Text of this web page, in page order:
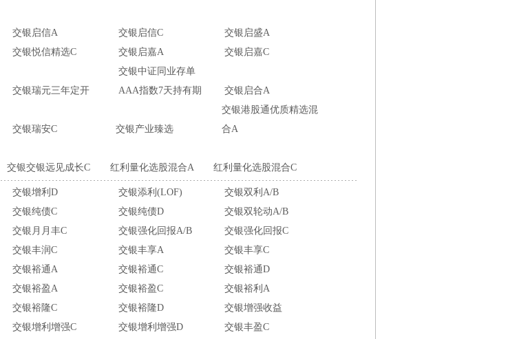
交银启信A 交银启信C
交银启盛A
交银悦信精选C 交银启嘉A 交银启嘉C
交银瑞元三年定开
交银中证同业存单
AAA指数7天持有期
交银启合A
交银瑞安C 交银产业臻选
交银港股通优质精选混
合A
交银交银远见成长C 红利量化选股混合A 红利量化选股混合C
交银增利D 交银添利(LOF)
交银双利A/B
交银纯债C 交银纯债D
交银双轮动A/B
交银月月丰C 交银强化回报A/B
交银强化回报C
交银丰润C 交银丰享A
交银丰享C
交银裕通A 交银裕通C
交银裕通D
交银裕盈A 交银裕盈C
交银裕利A
交银裕隆C 交银裕隆D
交银增强收益
交银增利增强C 交银增利增强D
交银丰盈C